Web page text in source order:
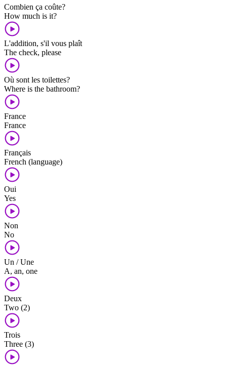
Combien ça coûte?
How much is it?
L'addition, s'il vous plaît
The check, please
Où sont les toilettes?
Where is the bathroom?
France
France
Français
French (language)
Oui
Yes
Non
No
Un / Une
A, an, one
Deux
Two (2)
Trois
Three (3)